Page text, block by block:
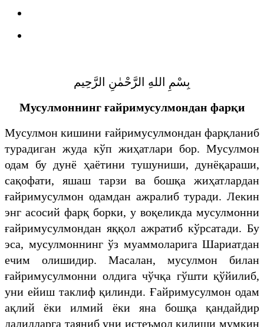
بِسْمِ اللهِ الرَّحْمٰنِ الرَّحِيم
Мусулмоннинг ғайримусулмондан фарқи
Мусулмон кишини ғайримусулмондан фарқланиб
турадиган жуда кўп жиҳатлари бор. Мусулмон
одам бу дунё ҳаётини тушуниши, дунёқараши,
сақофати, яшаш тарзи ва бошқа жиҳатлардан
ғайримусулмон одамдан ажралиб туради. Лекин
энг асосий фарқ борки, у воқеликда мусулмонни
ғайримусулмондан яққол ажратиб кўрсатади. Бу
эса, мусулмоннинг ўз муаммоларига Шариатдан
ечим олишидир. Масалан, мусулмон билан
ғайримусулмонни олдига чўчқа гўшти қўйилиб,
уни ейиш таклиф қилинди. Ғайримусулмон одам
ақлий ёки илмий ёки яна бошқа қандайдир
далилларга таяниб уни истеъмол қилиши мумкин